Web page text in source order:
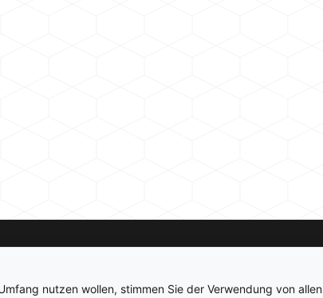
nutzen wollen, stimmen Sie der Verwendung von allen